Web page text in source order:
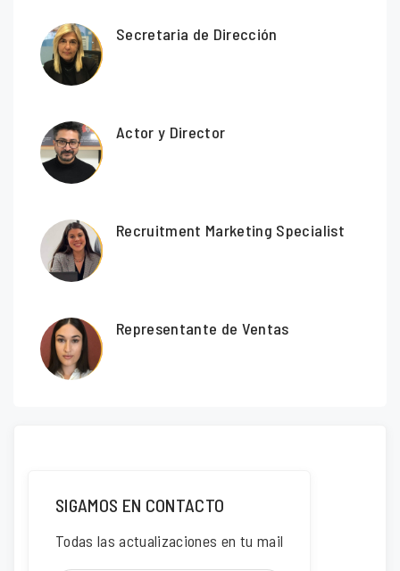
Secretaria de Dirección
Actor y Director
Recruitment Marketing Specialist
Representante de Ventas
SIGAMOS EN CONTACTO
Todas las actualizaciones en tu mail